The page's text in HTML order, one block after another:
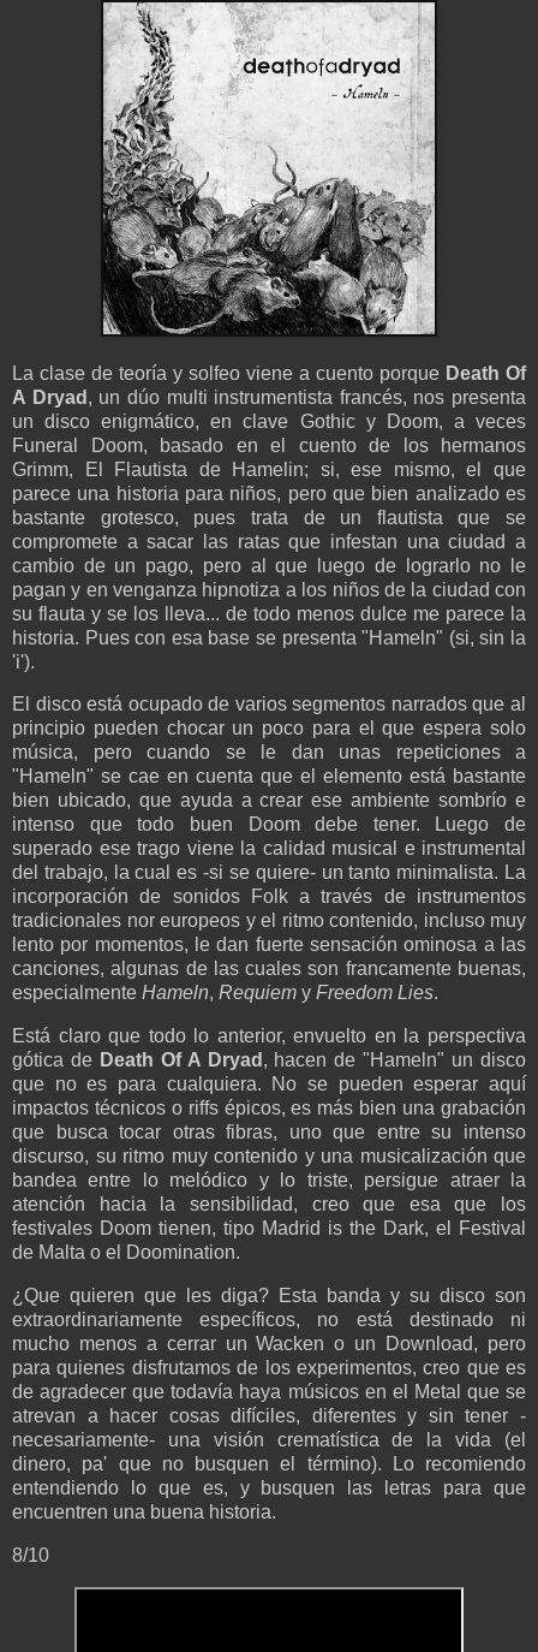
La clase de teoría y solfeo viene a cuento porque Death Of
A Dryad , un dúo multi instrumentista francés, nos presenta
un disco enigmático, en clave Gothic y Doom, a veces
Funeral Doom, basado en el cuento de los hermanos
Grimm, El Flautista de Hamelin; si, ese mismo, el que
parece una historia para niños, pero que bien analizado es
bastante grotesco, pues trata de un flautista que se
compromete a sacar las ratas que infestan una ciudad a
cambio de un pago, pero al que luego de lograrlo no le
pagan y en venganza hipnotiza a los niños de la ciudad con
su flauta y se los lleva... de todo menos dulce me parece la
historia. Pues con esa base se presenta "Hameln" (si, sin la
'i').
El disco está ocupado de varios segmentos narrados que al
principio pueden chocar un poco para el que espera solo
música, pero cuando se le dan unas repeticiones a
"Hameln" se cae en cuenta que el elemento está bastante
bien ubicado, que ayuda a crear ese ambiente sombrío e
intenso que todo buen Doom debe tener. Luego de
superado ese trago viene la calidad musical e instrumental
del trabajo, la cual es -si se quiere- un tanto minimalista. La
incorporación de sonidos Folk a través de instrumentos
tradicionales nor europeos y el ritmo contenido, incluso muy
lento por momentos, le dan fuerte sensación ominosa a las
canciones, algunas de las cuales son francamente buenas,
especialmente Hameln, Requiem y Freedom Lies.
Está claro que todo lo anterior, envuelto en la perspectiva
gótica de Death Of A Dryad , hacen de "Hameln" un disco
que no es para cualquiera. No se pueden esperar aquí
impactos técnicos o riffs épicos, es más bien una grabación
que busca tocar otras fibras, uno que entre su intenso
discurso, su ritmo muy contenido y una musicalización que
bandea entre lo melódico y lo triste, persigue atraer la
atención hacia la sensibilidad, creo que esa que los
festivales Doom tienen, tipo Madrid is the Dark, el Festival
de Malta o el Doomination.
¿Que quieren que les diga? Esta banda y su disco son
extraordinariamente específicos, no está destinado ni
mucho menos a cerrar un Wacken o un Download, pero
para quienes disfrutamos de los experimentos, creo que es
de agradecer que todavía haya músicos en el Metal que se
atrevan a hacer cosas difíciles, diferentes y sin tener -
necesariamente- una visión crematística de la vida (el
dinero, pa' que no busquen el término). Lo recomiendo
entendiendo lo que es, y busquen las letras para que
encuentren una buena historia.
8/10